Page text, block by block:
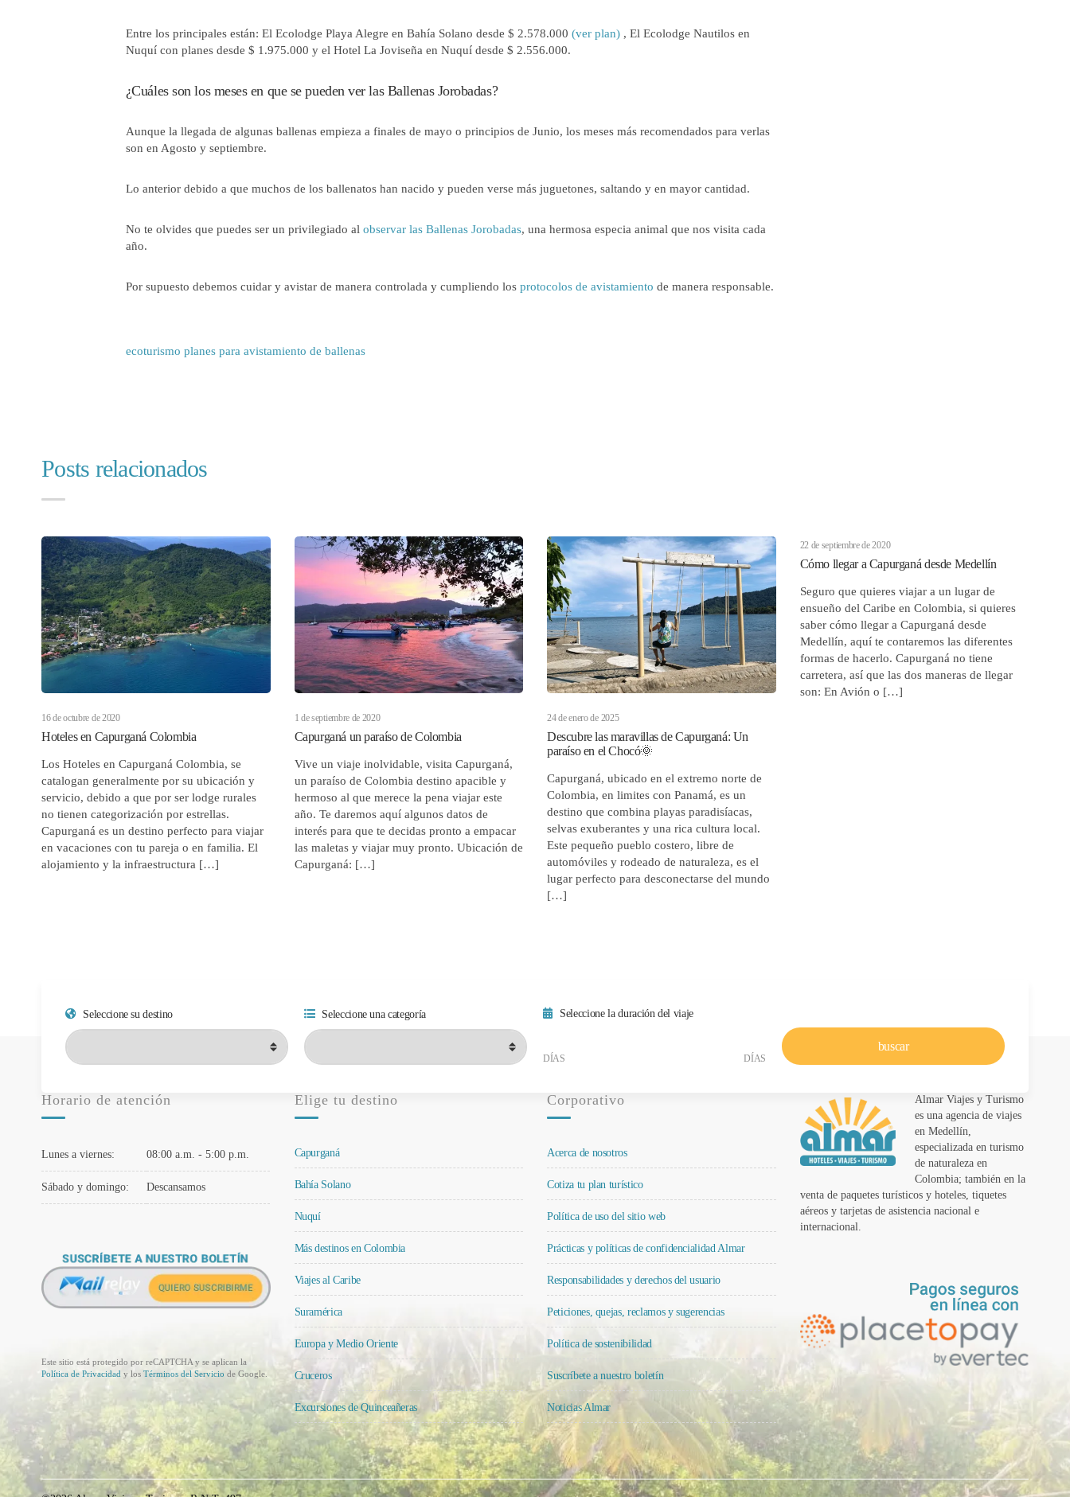
Entre los principales están: El Ecolodge Playa Alegre en Bahía Solano desde $ 2.578.000 (ver plan) , El Ecolodge Nautilos en
Nuquí con planes desde $ 1.975.000 y el Hotel La Joviseña en Nuquí desde $ 2.556.000.
¿Cuáles son los meses en que se pueden ver las Ballenas Jorobadas?
Aunque la llegada de algunas ballenas empieza a finales de mayo o principios de Junio, los meses más recomendados para verlas
son en Agosto y septiembre.
Lo anterior debido a que muchos de los ballenatos han nacido y pueden verse más juguetones, saltando y en mayor cantidad.
No te olvides que puedes ser un privilegiado al observar las Ballenas Jorobadas, una hermosa especia animal que nos visita cada
año.
Por supuesto debemos cuidar y avistar de manera controlada y cumpliendo losprotocolos de avistamiento de manera responsable.
ecoturismo planes para avistamiento de ballenas
Posts relacionados
16 de octubre de 2020
Hoteles en Capurganá Colombia
Los Hoteles en Capurganá Colombia, se
catalogan generalmente por su ubicación y
servicio, debido a que por ser lodge rurales
no tienen categorización por estrellas.
Capurganá es un destino perfecto para viajar
en vacaciones con tu pareja o en familia. El
alojamiento y la infraestructura […]
1 de septiembre de 2020
Capurganá un paraíso de Colombia
Vive un viaje inolvidable, visita Capurganá,
un paraíso de Colombia destino apacible y
hermoso al que merece la pena viajar este
año. Te daremos aquí algunos datos de
interés para que te decidas pronto a empacar
las maletas y viajar muy pronto. Ubicación de
Capurganá: […]
24 de enero de 2025
Descubre las maravillas de Capurganá: Un
paraíso en el Chocó🌞
Capurganá, ubicado en el extremo norte de
Colombia, en limites con Panamá, es un
destino que combina playas paradisíacas,
selvas exuberantes y una rica cultura local.
Este pequeño pueblo costero, libre de
automóviles y rodeado de naturaleza, es el
lugar perfecto para desconectarse del mundo
[…]
22 de septiembre de 2020
Cómo llegar a Capurganá desde Medellín
Seguro que quieres viajar a un lugar de
ensueño del Caribe en Colombia, si quieres
saber cómo llegar a Capurganá desde
Medellín, aquí te contaremos las diferentes
formas de hacerlo. Capurganá no tiene
carretera, así que las dos maneras de llegar
son: En Avión o […]
Seleccione su destino Seleccione una categoría Seleccione la duración del viaje
Duración mínima del viaje
Duración máxima del viaje
DÍAS DÍAS
buscar
Horario de atención
Lunes a viernes: 08:00 a.m. - 5:00 p.m.
Sábado y domingo: Descansamos
Este sitio está protegido por reCAPTCHA y se aplican la
Política de Privacidad y los Términos del Servicio de Google.
Elige tu destino
Capurganá
Bahía Solano
Nuquí
Más destinos en Colombia
Viajes al Caribe
Suramérica
Europa y Medio Oriente
Cruceros
Excursiones de Quinceañeras
Corporativo
Acerca de nosotros
Cotiza tu plan turístico
Política de uso del sitio web
Prácticas y políticas de confidencialidad Almar
Responsabilidades y derechos del usuario
Peticiones, quejas, reclamos y sugerencias
Política de sostenibilidad
Suscríbete a nuestro boletín
Noticias Almar
Almar Viajes y Turismo
es una agencia de viajes
en Medellín,
especializada en turismo
de naturaleza en
Colombia; también en la
venta de paquetes turísticos y hoteles, tiquetes
aéreos y tarjetas de asistencia nacional e
internacional.